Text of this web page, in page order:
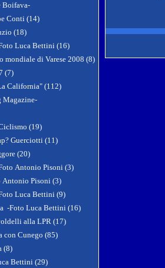
Boifava-
Conti (14)
(18)
Luca Bettini (16)
di Varese 2008 (8)
(7)
California" (112)
Magazine-
(19)
Guerciotti (11)
(20)
Antonio Pisoni (3)
Antonio Pisoni (3)
Luca Bettini (9)
-Foto Luca Bettini (16)
alla LPR (17)
con Cunego (85)
(8)
Bettini (29)